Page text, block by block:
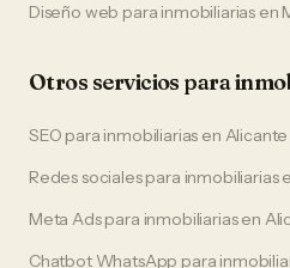
Diseño web para inmobiliarias en
Otros servicios para
SEO para inmobiliarias en Alicante
Redes socialespara inmobiliarias
Meta Adspara inmobiliariasen
Chatbot WhatsApp para